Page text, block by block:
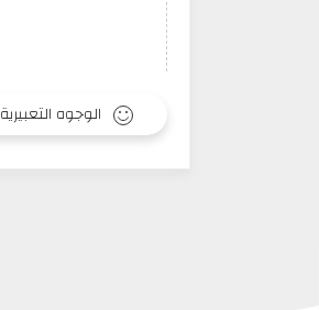
الوجوه التعبيرية